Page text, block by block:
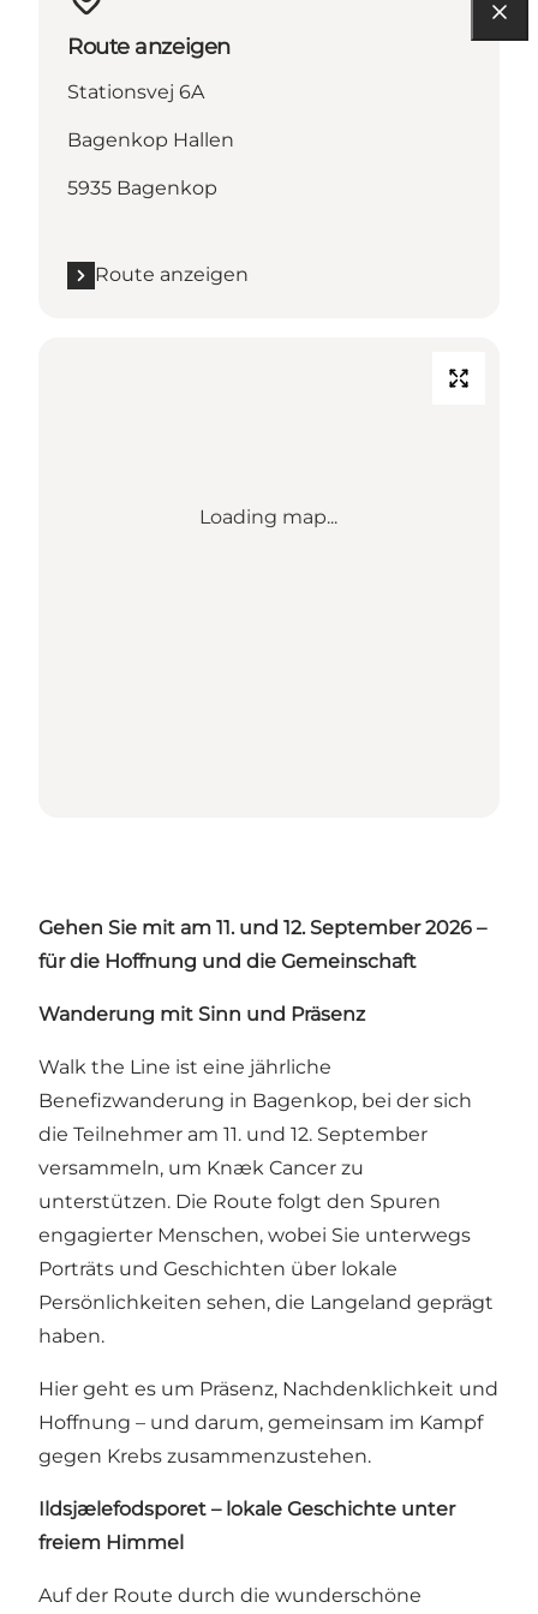
Route anzeigen
Stationsvej 6A
Bagenkop Hallen
5935 Bagenkop
Route anzeigen
Loading map...
Gehen Sie mit am 11. und 12. September 2026 –
für die Hoffnung und die Gemeinschaft
Wanderung mit Sinn und Präsenz
Walk the Line ist eine jährliche
Benefizwanderung in Bagenkop, bei der sich
die Teilnehmer am 11. und 12. September
versammeln, um Knæk Cancer zu
unterstützen. Die Route folgt den Spuren
engagierter Menschen, wobei Sie unterwegs
Porträts und Geschichten über lokale
Persönlichkeiten sehen, die Langeland geprägt
haben.
Hier geht es um Präsenz, Nachdenklichkeit und
Hoffnung – und darum, gemeinsam im Kampf
gegen Krebs zusammenzustehen.
Ildsjælefodsporet – lokale Geschichte unter
freiem Himmel
Auf der Route durch die wunderschöne